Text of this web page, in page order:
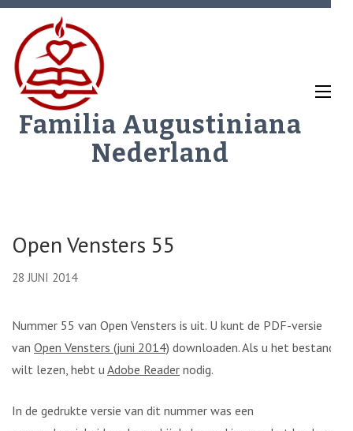
Ga
inhoud
(Druk
enter)
Familia Augustiniana
Nederland
Open Vensters 55
28 JUNI 2014
Nummer 55 van Open Vensters is uit. U kunt de PDF-versie
van Open Vensters (juni 2014) downloaden. Als u het bestand
wilt lezen, hebt uAdobe Reader nodig.
In de gedrukte versie van dit nummer was een